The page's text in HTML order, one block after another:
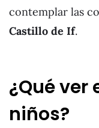
contemplar las
Castillo de If.
¿Qué ver
niños?